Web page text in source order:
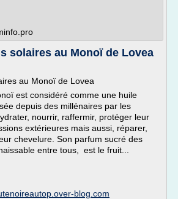
solaires au Monoï de Lovea
au Monoï de Lovea
est considéré comme une huile
depuis des millénaires par les
nourrir, raffermir, protéger leur
extérieures mais aussi, réparer,
chevelure. Son parfum sucré des
entre tous, est le fruit...
blog.com